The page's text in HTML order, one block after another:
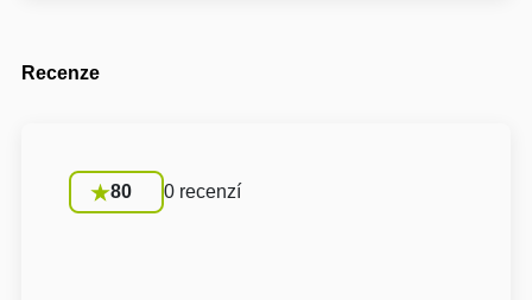
Recenze
80 0 recenzí